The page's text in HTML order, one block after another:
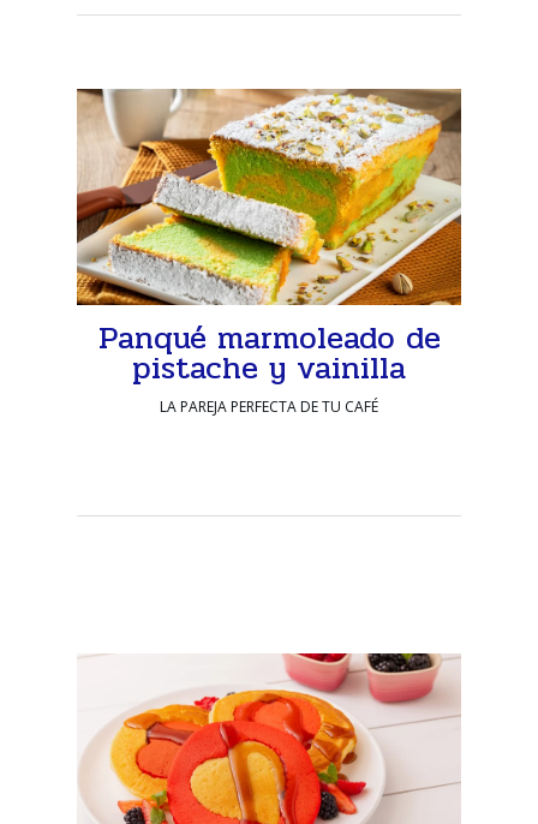
Panqué marmoleado de
pistache y vainilla
LA PAREJA PERFECTA DE TU CAFÉ